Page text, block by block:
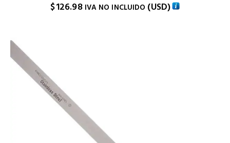
$126.98 IVA NO INCLUIDO (USD)